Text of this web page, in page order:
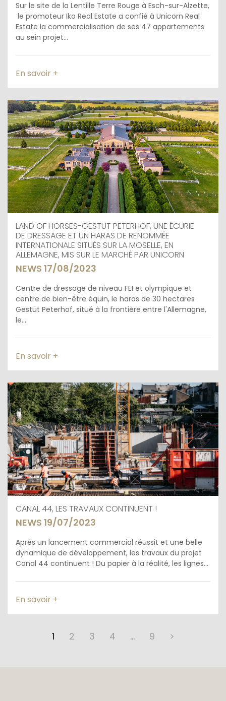
Sur le site de la Lentille Terre Rouge à Esch-sur-Alzette,
le promoteur Iko Real Estate a confié à Unicorn Real
Estate la commercialisation de ses 47 appartements
au sein projet...
En savoir +
LAND OF HORSES-GESTÜT PETERHOF, UNE ÉCURIE
DE DRESSAGE ET UN HARAS DE RENOMMÉE
INTERNATIONALE SITUÉS SUR LA MOSELLE, EN
ALLEMAGNE, MIS SUR LE MARCHÉ PAR UNICORN
NEWS 17/08/2023
Centre de dressage de niveau FEI et olympique et
centre de bien-être équin, le haras de 30 hectares
Gestüt Peterhof, situé à la frontière entre l'Allemagne,
le...
En savoir +
CANAL 44, LES TRAVAUX CONTINUENT !
NEWS 19/07/2023
Après un lancement commercial réussit et une belle
dynamique de développement, les travaux du projet
Canal 44 continuent ! Du papier à la réalité, les lignes...
En savoir +
1 2 3 4 … 9 >